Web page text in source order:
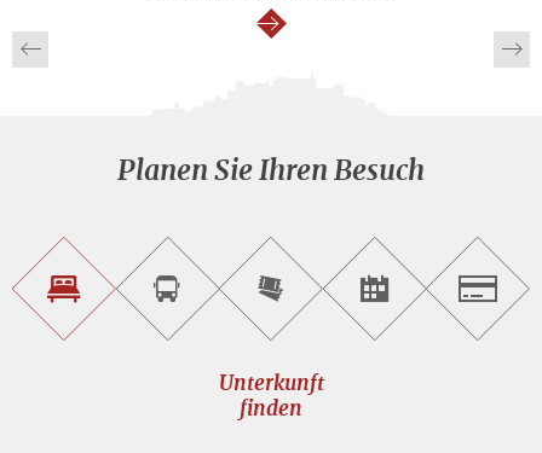
weiter
Planen Sie Ihren Besuch
Unterkunft<br>findenSightseeing<br>Tour
buchen
Tickets
online<br>kaufen
Events<br>finden
Unterkunft
finden